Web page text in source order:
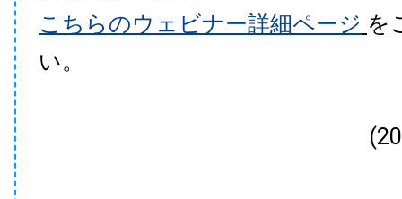
こちらのウェビナー詳細ページ を
い。